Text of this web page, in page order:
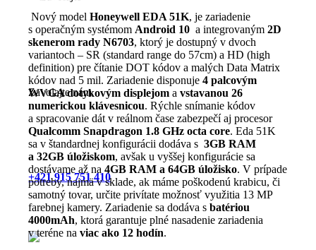
Zavolajte nám
+421 915 751 410
Nový modelHoneywell EDA 51K, je zariadenie
s operačným systémom Android 10 a integrovaným2D
skenerom rady N6703, ktorý je dostupný v dvoch
variantoch – SR (standard range do 57cm) a HD (high
definition) pre čítanie DOT kódov a malých Data Matrix
kódov nad 5 mil. Zariadenie disponuje4 palcovým
WVGA dotykovým displejom avstavanou 26
numerickou klávesnicou. Rýchle snímanie kódov
a spracovanie dát v reálnom čase zabezpečí aj procesor
Qualcomm Snapdragon 1.8 GHz octa core. Eda 51K
sa v štandardnej konfigurácii dodáva s3GB RAM
a 32GB úložiskom, avšak u vyššej konfigurácie sa
dostávame až na4GB RAM a 64GB úložisko. V prípade
potreby, najmä v sklade, ak máme poškodenú krabicu, či
samotný tovar, určite privítate možnosť využitia 13 MP
farebnej kamery. Zariadenie sa dodáva sbatériou
4000mAh, ktorá garantuje plné nasadenie zariadenia
v teréne naviac ako 12 hodín.